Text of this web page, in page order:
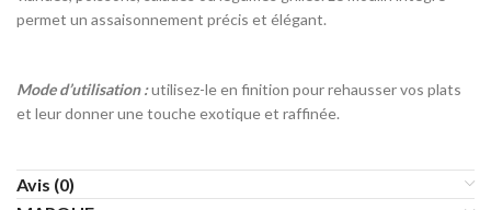
permet un assaisonnement précis et élégant.
Mode d’utilisation :utilisez-le en finition pour rehausser vos plats
et leur donner une touche exotique et raffinée.
Avis (0)